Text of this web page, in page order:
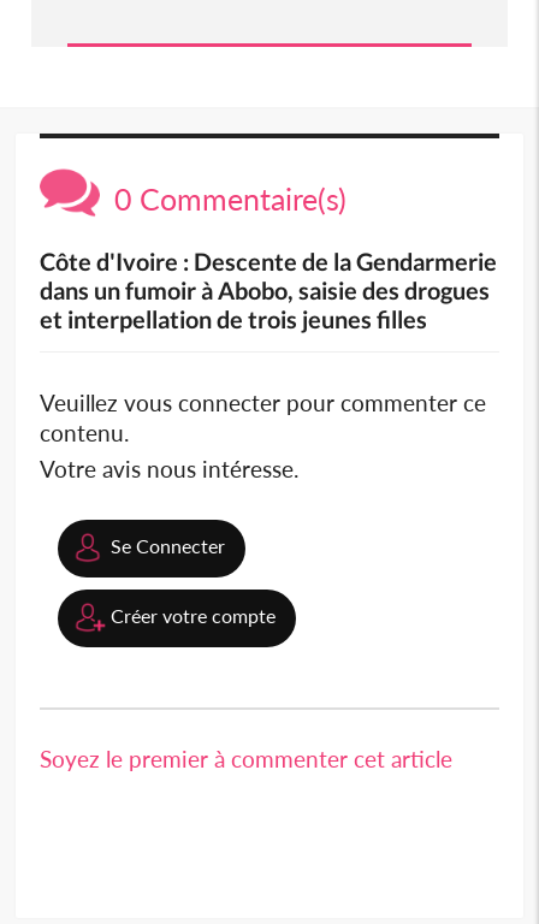
0 Commentaire(s)
Côte d'Ivoire : Descente de la Gendarmerie
dans un fumoir à Abobo, saisie des drogues
et interpellation de trois jeunes filles
Veuillez vous connecter pour commenter ce
contenu.
Votre avis nous intéresse.
Se Connecter
Créer votre compte
Soyez le premier à commenter cet article